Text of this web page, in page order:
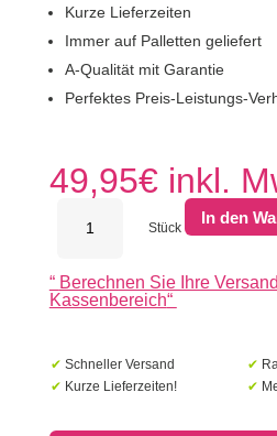
Kurze Lieferzeiten
Immer auf Palletten geliefert
A-Qualität mit Garantie
Perfektes Preis-Leistungs-
49,95€ inkl.
60x60x3
Menge
Stück
In den
“ Berechnen Sie Ihre
Kassenbereich“
✔ Schneller Versand ✔
✔ Kurze Lieferzeiten! ✔